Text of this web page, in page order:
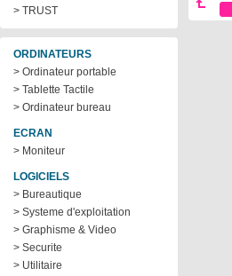
> TRUST
ORDINATEURS
> Ordinateur portable
> Tablette Tactile
> Ordinateur bureau
ECRAN
> Moniteur
LOGICIELS
> Bureautique
> Systeme d'exploitation
> Graphisme & Video
> Securite
> Utilitaire